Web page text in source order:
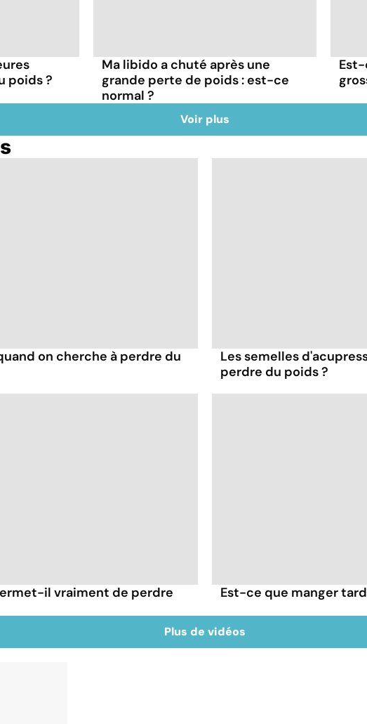
poids ?
Ma libido a chuté après une
grande perte de poids : est-ce
normal ?
Voir plus
on cherche à perdre du
Les semelles
perdre du poids ?
il vraiment de perdre
Est-ce que manger
Plus de vidéos